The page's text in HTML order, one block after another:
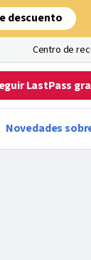
descuento
Centro de
LastPass
Novedades